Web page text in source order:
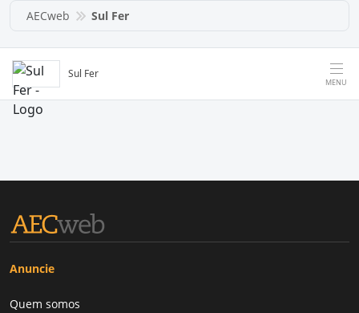
AECweb Sul Fer
Sul Fer
MENU
Anuncie
Quem somos